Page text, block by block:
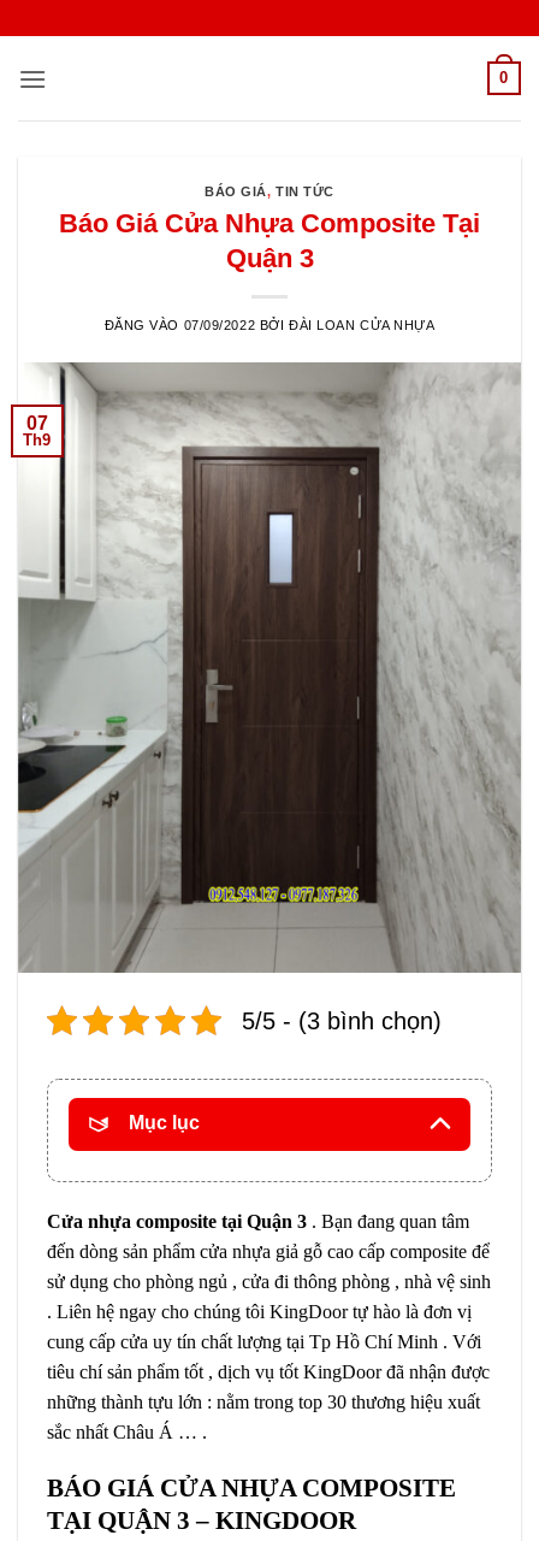
nội
0
BÁO GIÁ,TIN TỨC
Báo Giá Cửa Nhựa Composite Tại
Quận 3
ĐĂNG VÀO 07/09/2022 BỞI ĐÀI LOAN CỬA NHỰA
07
Th9
5/5 - (3 bình chọn)
Mục lục
Cửa nhựa composite tại Quận 3 . Bạn đang quan tâm
đến dòng sản phẩm cửa nhựa giả gỗ cao cấp composite để
sử dụng cho phòng ngủ , cửa đi thông phòng , nhà vệ sinh
. Liên hệ ngay cho chúng tôi KingDoor tự hào là đơn vị
cung cấp cửa uy tín chất lượng tại Tp Hồ Chí Minh . Với
tiêu chí sản phẩm tốt , dịch vụ tốt KingDoor đã nhận được
những thành tựu lớn : nằm trong top 30 thương hiệu xuất
sắc nhất Châu Á … .
BÁO GIÁ CỬA NHỰA COMPOSITE
TẠI QUẬN 3 – KINGDOOR